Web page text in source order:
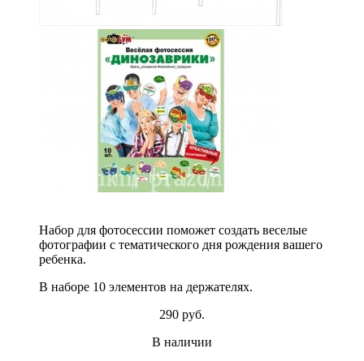
Набор для фотосессии поможет создать веселые
фотографии с тематического дня рождения вашего
ребенка.
В наборе 10 элементов на держателях.
290 руб.
В наличии